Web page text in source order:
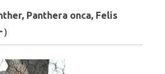
Panthera onca, Felis